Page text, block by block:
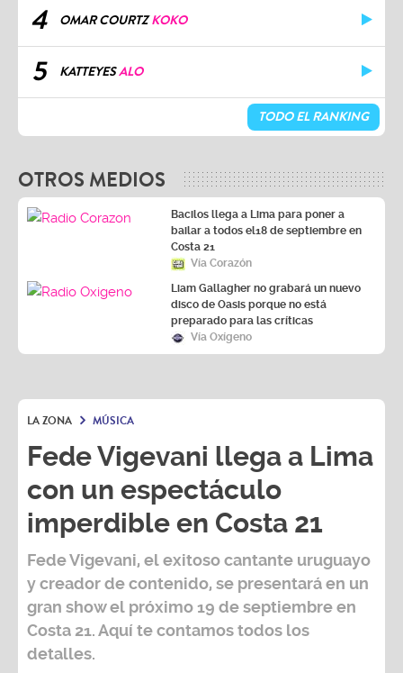
4 OMAR COURTZKOKO
5 KATTEYESALO
TODO EL RANKING
OTROS MEDIOS
Bacilos llega a Lima para poner a
bailar a todos el18 de septiembre en
Costa 21
Vía Corazón
Liam Gallagher no grabará un nuevo
disco de Oasis porque no está
preparado para las críticas
Vía Oxígeno
LA ZONA MÚSICA
Fede Vigevani llega a Lima
con un espectáculo
imperdible en Costa 21
Fede Vigevani, el exitoso cantante uruguayo
y creador de contenido, se presentará en un
gran show el próximo 19 de septiembreen
Costa 21. Aquí te contamos todos los
detalles.